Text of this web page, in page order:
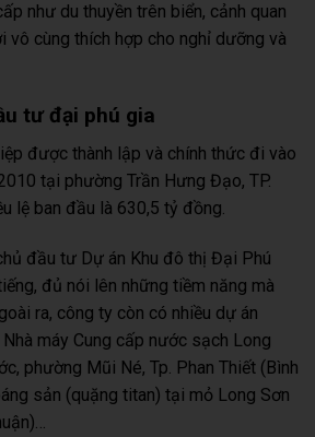
như du thuyền trên biển, cảnh quan
vô cùng thích hợp cho nghỉ dưỡng và
tư đại phú gia
được thành lập và chính thức đi vào
tại phường Trần Hưng Đạo, TP.
lệ ban đầu là 630,5 tỷ đồng.
đầu tư Dự án Khu đô thị Đại Phú
đủ nói lên những tiềm năng mà
ra, công ty còn có nhiều dự án
máy Cung cấp nước sạch Long
phường Mũi Né, Tp. Phan Thiết (Bình
sản (quặng titan) tại mỏ Long Sơn